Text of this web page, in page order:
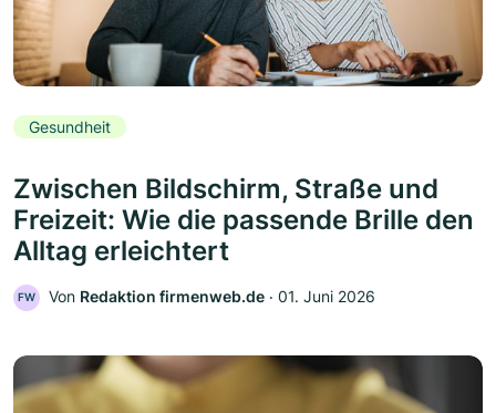
Gesundheit
Zwischen Bildschirm, Straße und
Freizeit: Wie die passende Brille den
Alltag erleichtert
FW Von Redaktion firmenweb.de ‧ 01. Juni 2026